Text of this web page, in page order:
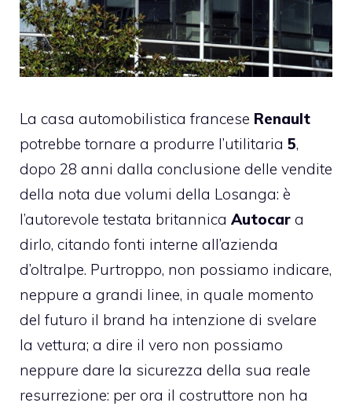
La casa automobilistica francese Renault
potrebbe tornare a produrre l’utilitaria 5,
dopo 28 anni dalla conclusione delle vendite
della nota due volumi della Losanga: è
l’autorevole testata britannica Autocar a
dirlo, citando fonti interne all’azienda
d’oltralpe. Purtroppo, non possiamo indicare,
neppure a grandi linee, in quale momento
del futuro il brand ha intenzione di svelare
la vettura; a dire il vero non possiamo
neppure dare la sicurezza della sua reale
resurrezione: per ora il costruttore non ha